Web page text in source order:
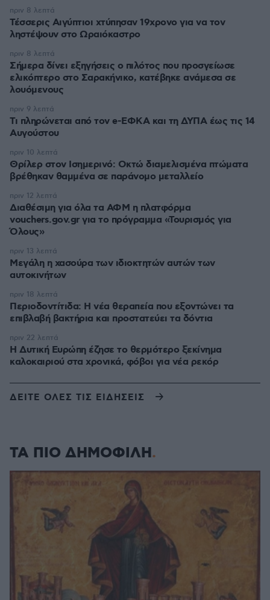
Τέσσερις Αιγύπτιοι χτύπησαν 19χρονο για να τον
ληστέψουν στο Ωραιόκαστρο
πριν 8 λεπτά
Σήμερα δίνει εξηγήσεις ο πιλότος που προσγείωσε
ελικόπτερο στο Σαρακήνικο, κατέβηκε ανάμεσα σε
λουόμενους
πριν 8 λεπτά
Τι πληρώνεται από τον e-ΕΦΚΑ και τη ΔΥΠΑ έως τις 14
Αυγούστου
πριν 9 λεπτά
Θρίλερ στον Ισημερινό: Οκτώ διαμελισμένα πτώματα
βρέθηκαν θαμμένα σε παράνομο μεταλλείο
πριν 10 λεπτά
Διαθέσιμη για όλα τα ΑΦΜ η πλατφόρμα
vouchers.gov.gr για το πρόγραμμα «Τουρισμός για
Όλους»
πριν 12 λεπτά
Μεγάλη η χασούρα των ιδιοκτητών αυτών των
αυτοκινήτων
πριν 13 λεπτά
Περιοδοντίτιδα: Η νέα θεραπεία που εξοντώνει τα
επιβλαβή βακτήρια και προστατεύει τα δόντια
πριν 18 λεπτά
Η Δυτική Ευρώπη έζησε το θερμότερο ξεκίνημα
καλοκαιριού στα χρονικά, φόβοι για νέα ρεκόρ
πριν 22 λεπτά
ΔΕΙΤΕ ΟΛΕΣ ΤΙΣ ΕΙΔΗΣΕΙΣ
ΤΑ ΠΙΟ ΔΗΜΟΦΙΛΗ